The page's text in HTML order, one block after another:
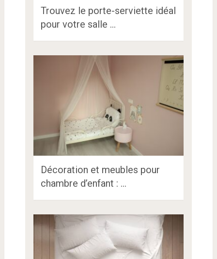
Trouvez le porte-serviette idéal
pour votre salle …
Décoration et meubles pour
chambre d’enfant : …